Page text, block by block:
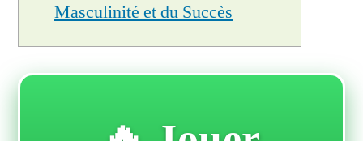
Masculinité et du Succès